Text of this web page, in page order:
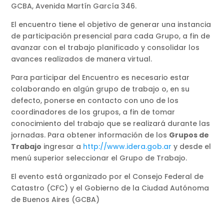
GCBA, Avenida Martín García 346.
El encuentro tiene el objetivo de generar una instancia
de participación presencial para cada Grupo, a fin de
avanzar con el trabajo planificado y consolidar los
avances realizados de manera virtual.
Para participar del Encuentro es necesario estar
colaborando en algún grupo de trabajo o, en su
defecto, ponerse en contacto con uno de los
coordinadores de los grupos, a fin de tomar
conocimiento del trabajo que se realizará durante las
jornadas. Para obtener información de los Grupos de
Trabajo ingresar a http://www.idera.gob.ar y desde el
menú superior seleccionar el Grupo de Trabajo.
El evento está organizado por el Consejo Federal de
Catastro (CFC) y el Gobierno de la Ciudad Autónoma
de Buenos Aires (GCBA)